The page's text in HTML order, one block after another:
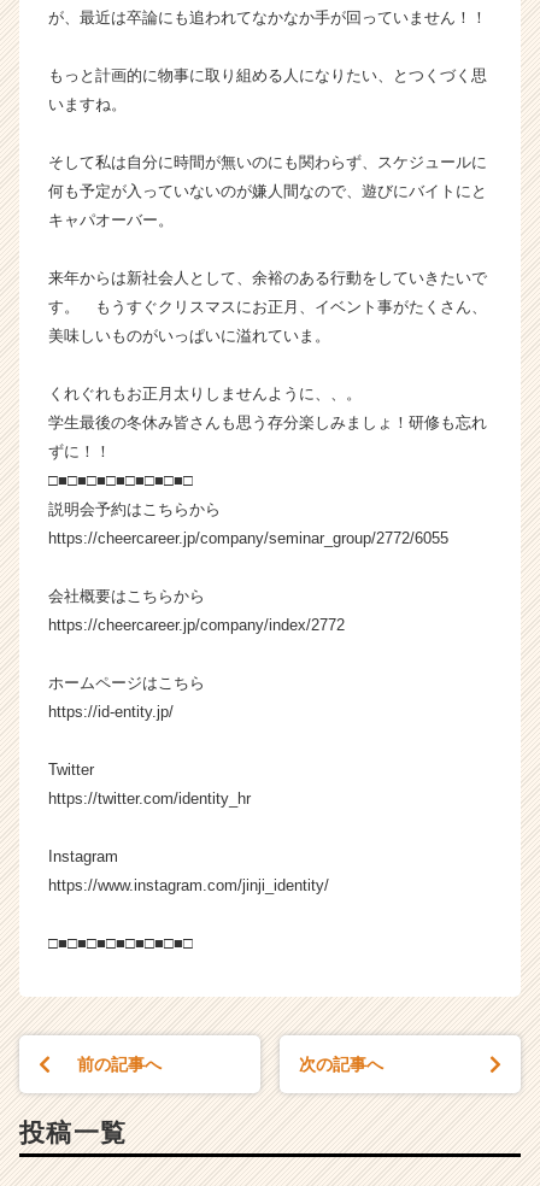
ト
く
サ
イ
キ
ャ
リ
（C
h
C
a
e
e
が、最近は卒論にも追われてなかなか手が回っていません！！
もっと計画的に物事に取り組める人になりたい、とつくづく思
いますね。
そして私は自分に時間が無いのにも関わらず、スケジュールに
何も予定が入っていないのが嫌人間なので、遊びにバイトにと
キャパオーバー。
来年からは新社会人として、余裕のある行動をしていきたいで
す。 もうすぐクリスマスにお正月、イベント事がたくさん、
美味しいものがいっぱいに溢れていま。
くれぐれもお正月太りしませんように、、。
学生最後の冬休み皆さんも思う存分楽しみましょ！研修も忘れ
ずに！！
□■□■□■□■□■□■□■□
説明会予約はこちらから
https://cheercareer.jp/company/seminar_group/2772/6055
会社概要はこちらから
https://cheercareer.jp/company/index/2772
ホームページはこちら
https://id-entity.jp/
Twitter
https://twitter.com/identity_hr
Instagram
https://www.instagram.com/jinji_identity/
□■□■□■□■□■□■□■□
前の記事へ 次の記事へ
投稿一覧